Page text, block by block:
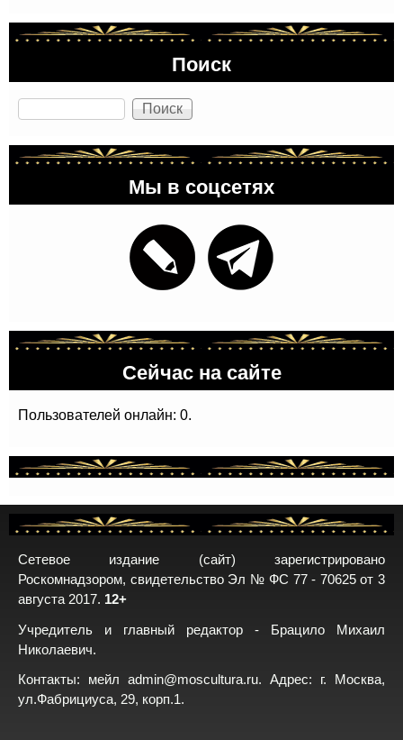
Поиск
Поиск
Мы в соцсетях
Сейчас на сайте
Пользователей онлайн: 0.
Сетевое издание (сайт) зарегистрировано
Роскомнадзором, свидетельство Эл № ФС 77 - 70625 от 3
августа 2017. 12+
Учредитель и главный редактор - Брацило Михаил
Николаевич.
Контакты: мейл admin@moscultura.ru. Адрес: г. Москва,
ул.Фабрициуса, 29, корп.1.